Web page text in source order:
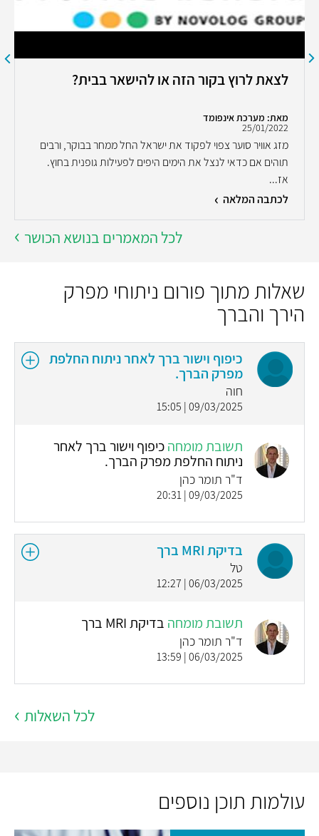
לצאת לרוץ בקור הזה או להישאר בבית?
מאת: מערכת אינפומד
25/01/2022
מזג אוויר סוער צפוי לפקוד את ישראל החל ממחר בבוקר, ורבים
תוהים אם כדאי לנצל את הימים היפים לפעילות גופנית בחוץ.
אז...
לכתבה המלאה
לכל המאמרים בנושא הכושר
שאלות מתוך פורום ניתוחי מפרק
הירך והברך
כיפוף וישור ברך לאחר ניתוח החלפת
מפרק הברך.
חוה
09/03/2025 | 15:05
תשובת מומחהכיפוף וישור ברך לאחר
ניתוח החלפת מפרק הברך.
ד"ר תומר כהן
09/03/2025 | 20:31
בדיקת MRI ברך
טל
06/03/2025 | 12:27
תשובת מומחה בדיקת MRI ברך
ד"ר תומר כהן
06/03/2025 | 13:59
לכל השאלות
עולמות תוכן נוספים